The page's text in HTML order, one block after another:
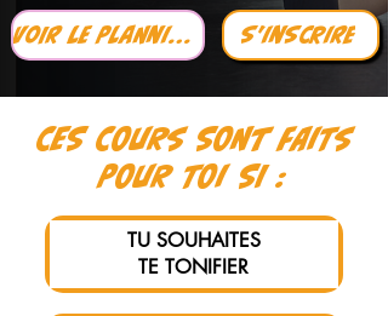
Voir Le Planning S'inscrire
CES COURS SONT FAITS
POUR TOI SI :
TU SOUHAITES
TE TONIFIER